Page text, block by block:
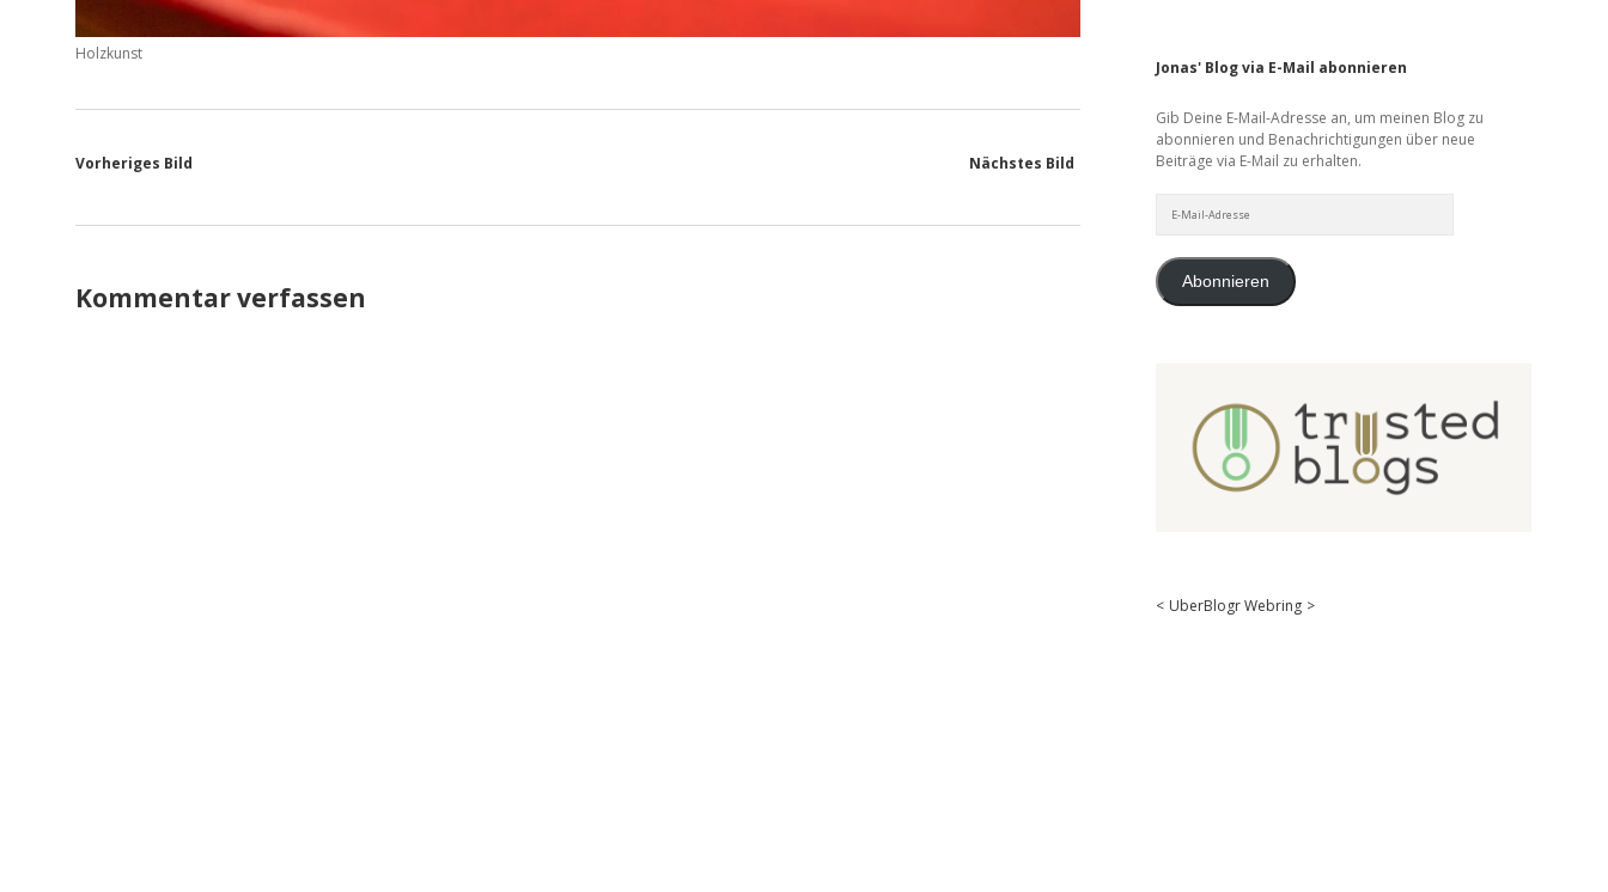
Holzkunst
Vorheriges Bild Nächstes Bild
Kommentar verfassen
Jonas' Blog via E-Mail abonnieren
Gib Deine E-Mail-Adresse an, um meinen Blog zu
abonnieren und Benachrichtigungen über neue
Beiträge via E-Mail zu erhalten.
Mail-
Abonnieren
< UberBlogr Webring >